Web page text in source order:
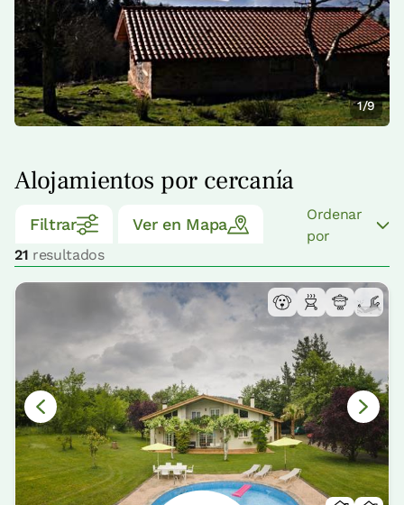
1/9
Alojamientos por cercanía
Filtrar Ver en Mapa
21 resultados
Ordenar
por